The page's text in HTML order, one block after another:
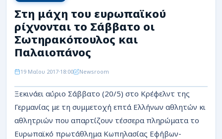
ΠΟΔΟΣΦΑΙΡΟ
ΜΠΑΣΚΕΤ
ΣΠΟΡ
ΑΡΘΡΟΓΡΑΦΙΕΣ
ΡΟΗ
Στη μάχη του ευρωπαϊκού
ρίχνονται το Σάββατο οι
Σωτηρακόπουλος και
Παλαιοπάνος
19 Μαΐου 2017 18:00 Newsroom
Ξεκινάει αύριο Σάββατο (20/5) στο Κρέφελντ της
Γερμανίας με τη συμμετοχή επτά Ελλήνων αθλητών κι
αθλητριών που απαρτίζουν τέσσερα πληρώματα το
Ευρωπαϊκό πρωτάθλημα Κωπηλασίας Εφήβων-